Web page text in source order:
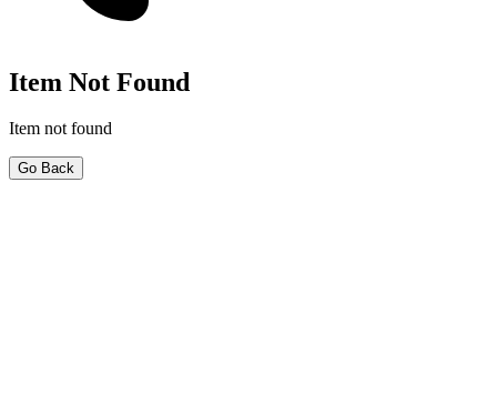
Item Not Found
Item not found
Go Back